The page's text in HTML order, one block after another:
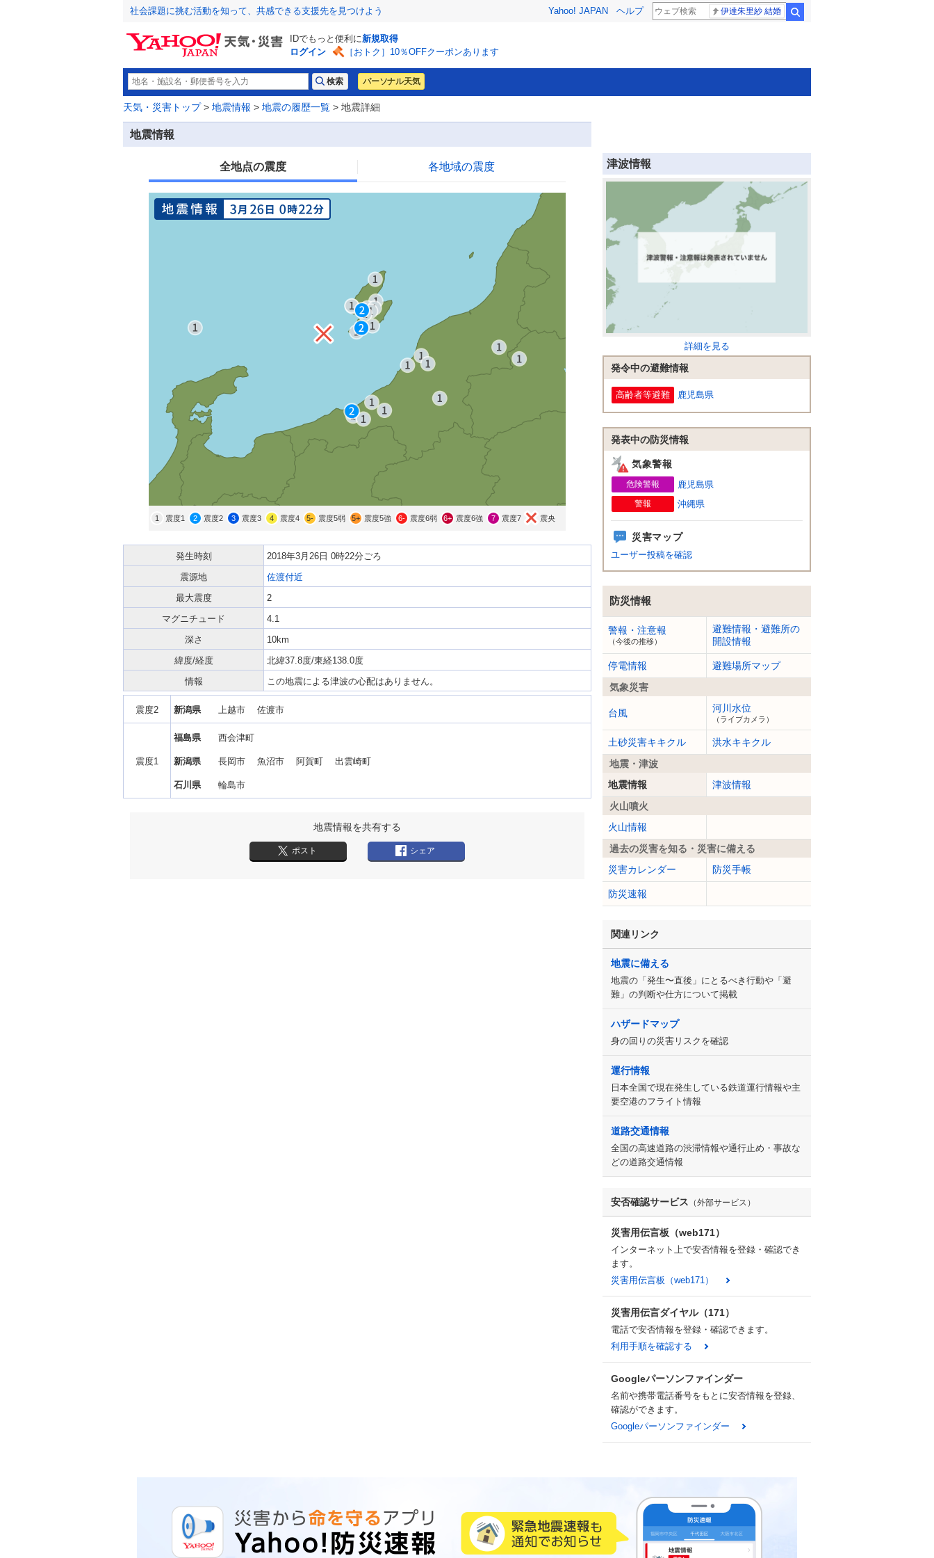
社会課題に挑む活動を知って、共感できる支援先を見つけよう Yahoo! JAPAN ヘルプ 伊達朱里紗 結婚
IDでもっと便利に新規取得
ログイン
［おトク］10％OFFクーポンあります
パーソナル天気
天気・災害トップ> 地震情報 > 地震の履歴一覧 > 地震詳細
地震情報
全地点の震度 各地域の震度
1 震度1 2 震度2 3 震度3 4 震度4 5- 震度5弱 5+ 震度5強 6- 震度6弱 6+ 震度6強 7 震度7 震央
発生時刻
2018年3月26日 0時22分ごろ
震源地
佐渡付近
最大震度
2
マグニチュード
4.1
深さ
10km
緯度/経度
北緯37.8度/東経138.0度
情報
この地震による津波の心配はありません。
震度2 新潟県 上越市 佐渡市
震度1
福島県 西会津町
新潟県 長岡市 魚沼市 阿賀町 出雲崎町
石川県 輪島市
地震情報を共有する
ポスト シェア
津波情報
詳細を見る
発令中の避難情報
高齢者等避難 鹿児島県
発表中の防災情報
気象警報
危険警報 鹿児島県
警報 沖縄県
災害マップ
ユーザー投稿を確認
防災情報
警報・注意報
（今後の推移）
避難情報・避難所の
開設情報
停電情報
避難場所マップ
気象災害
台風 河川水位
（ライブカメラ）
土砂災害キキクル
洪水キキクル
地震・津波
地震情報
津波情報
火山噴火
火山情報
過去の災害を知る・災害に備える
災害カレンダー
防災手帳
防災速報
関連リンク
地震に備える
地震の「発生〜直後」にとるべき行動や「避
難」の判断や仕方について掲載
ハザードマップ
身の回りの災害リスクを確認
運行情報
日本全国で現在発生している鉄道運行情報や主
要空港のフライト情報
道路交通情報
全国の高速道路の渋滞情報や通行止め・事故な
どの道路交通情報
安否確認サービス （外部サービス）
災害用伝言板（web171）
インターネット上で安否情報を登録・確認でき
ます。
災害用伝言板（web171）
災害用伝言ダイヤル（171）
電話で安否情報を登録・確認できます。
利用手順を確認する
Googleパーソンファインダー
名前や携帯電話番号をもとに安否情報を登録、
確認ができます。
Googleパーソンファインダー